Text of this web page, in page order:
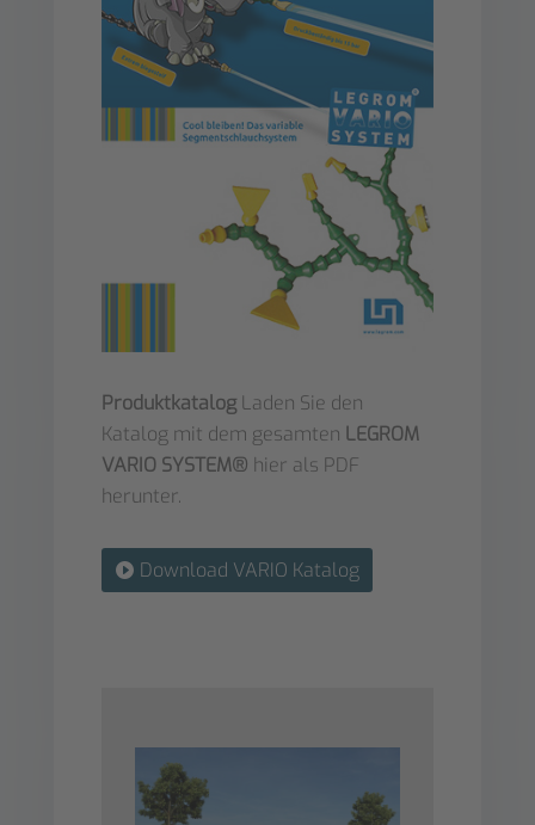
ProduktkatalogLaden Sie den
Katalog mit dem gesamten LEGROM
VARIO SYSTEM® hier als PDF
herunter.
Download VARIO Katalog